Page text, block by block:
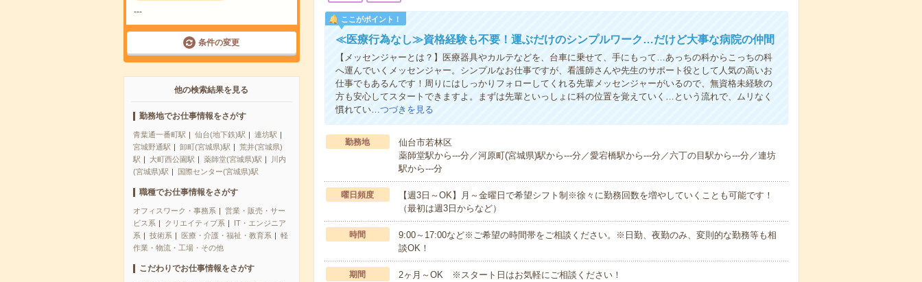
---
条件の変更
他の検索結果を見る
勤務地でお仕事情報をさがす
青葉通一番町駅 仙台(地下鉄)駅
連坊駅
宮城野通駅
卸町(宮城県)駅
荒井(宮城県)
駅
大町西公園駅 薬師堂(宮城県)駅
川内
(宮城県)駅
国際センター(宮城県)駅
職種でお仕事情報をさがす
オフィスワーク・事務系
営業・販売・サー
ビス系
クリエイティブ系
IT・エンジニア
系
技術系 医療・介護・福祉・教育系
軽
作業・物流・工場・その他
こだわりでお仕事情報をさがす
ここがポイント！
≪医療行為なし≫資格経験も不要！運ぶだけのシンプルワーク…だけど大事な病院の仲間
【メッセンジャーとは？】医療器具やカルテなどを、台車に乗せて、手にもって…あっちの科からこっちの科
へ運んでいくメッセンジャー。シンプルなお仕事ですが、看護師さんや先生のサポート役として人気の高いお
仕事でもあるんです！周りにはしっかりフォローしてくれる先輩メッセンジャーがいるので、無資格未経験の
方も安心してスタートできますよ。まずは先輩といっしょに科の位置を覚えていく…という流れで、ムリなく
慣れてい…つづきを見る
勤務地
仙台市若林区
薬師堂駅から---分／河原町(宮城県)駅から---分／愛宕橋駅から---分／六丁の目駅から---分／連坊
駅から---分
曜日頻度
【週3日～OK】月～金曜日で希望シフト制※徐々に勤務回数を増やしていくことも可能です！
（最初は週3日からなど）
時間
9:00～17:00など※ご希望の時間帯をご相談ください。※日勤、夜勤のみ、変則的な勤務等も相
談OK！
期間 2ヶ月～OK ※スタート日はお気軽にご相談ください！